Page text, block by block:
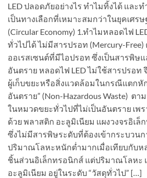
LED ปลอดภัยอย่างไร ทำไมทิ้งได้ และท
เป็นทางเลือกที่เหมาะสมกว่าในยุคเศร
(Circular Economy) 1.ทำไมหลอดไฟ
ทั่วไปได้ ไม่มีสารปรอท (Mercury-
ออเรสเซนต์ที่มีไอปรอท ซึ่งเป็นสารพิษ
อันตราย หลอดไฟ LED ไม่ใช้สารปรอท
ผู้เก็บขยะหรือสิ่งแวดล้อมในกรณีแตกหัก
อันตราย” (Non-Hazardous Waste) ตา
ในหมวดขยะทั่วไปที่ไม่เป็นอันตราย เพ
ด้วย พลาสติก อะลูมิเนียม แผงวงจรอิเล็
ซึ่งไม่มีสารพิษระดับที่ต้องเข้ากระบวนก
ปริมาณโลหะหนักต่ำมากเมื่อเทียบกับ
ชิ้นส่วนอิเล็กทรอนิกส์ แต่ปริมาณโลหะ
อะลูมิเนียม อยู่ในระดับ “วัสดุทั่วไป” […]